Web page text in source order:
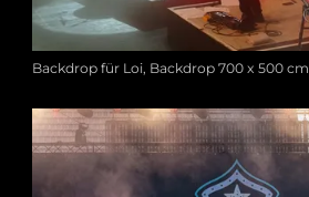
Backdrop für Loi, Backdrop 700 x 500